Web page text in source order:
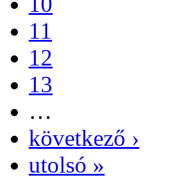
11
12
13
…
következő ›
utolsó »